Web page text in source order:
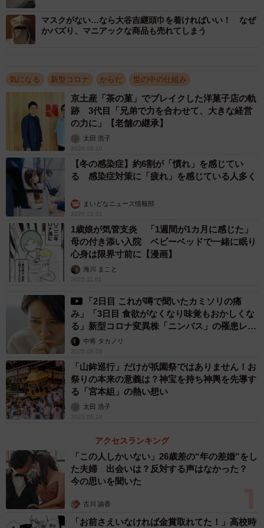
政府としては今後、低所得で仕事を休まざるを得ない保護
者への措置や児童の預かり先の確保などの具体的対応策を
刻も早い対応策の提示を願いたいです。
マスクがない…なら大谷吉継頭巾を着ければいい！ なぜ
かバズり、マニアックな商品も売れてしまう
気になる 新型コロナ からだ 世の中の仕組み
京土産「茶の菓」でブレイクした洋菓子店の軌
跡 3代目「兄弟で力を合わせて、大きな経営
の力に」【老舗の継承】
太田 浩子
2026.06.10
【冬の感染症】約6割が「慣れ」を感じてい
る 感染症対策に「疲れ」を感じている人多く
まいどなニュース情報部
2026.02.01
1歳娘が気管支炎 「1週間が1カ月に感じた」
母の付き添い入院 ベビーベッドで一緒に眠り
心身は限界寸前に【漫画】
海川 まこと
2025.11.01
「2日目 これが噂で聞いたカミソリの痛
み」「3日目 食欲がなくなり味覚もおかしくな
る」新型コロナ変異株「ニンバス」の罹患レポ
ートが話題
中将 タカノリ
2025.09.08
「山鉾巡行」だけが祇園祭ではありません！お
祭りの本来の意義は？神宝を持ち神輿を先導す
る「宮本組」の熱い想い
太田 浩子
2025.05.29
アクセスランキング
「この人しかいない」26歳差の“年の差婚”をし
た夫婦 出会いは？反対する声はなかった？
今の思いを聞いた
古川 諭香
「お前さえいなければ金賞取れてた！」高校時